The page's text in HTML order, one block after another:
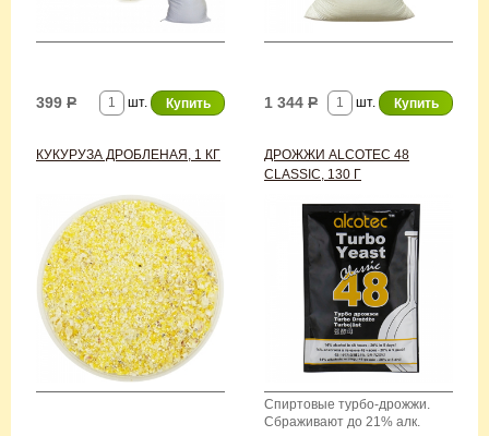
шт.
399 Р шт.
1 344 Р
КУКУРУЗА ДРОБЛЕНАЯ, 1 КГ
ДРОЖЖИ ALCOTEC 48
CLASSIC, 130 Г
Спиртовые турбо-дрожжи.
Сбраживают до 21% алк.